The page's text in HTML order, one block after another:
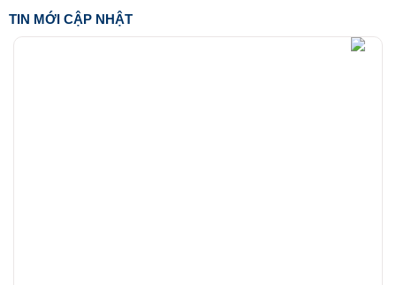
TIN MỚI CẬP NHẬT